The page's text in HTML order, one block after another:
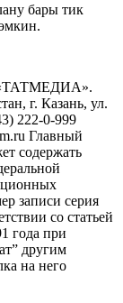
бары тик
«ТАТМЕДИА».
г. Казань, ул.
222-0-999
Главный
содержать
записи серия
со статьей
года при
другим
на него